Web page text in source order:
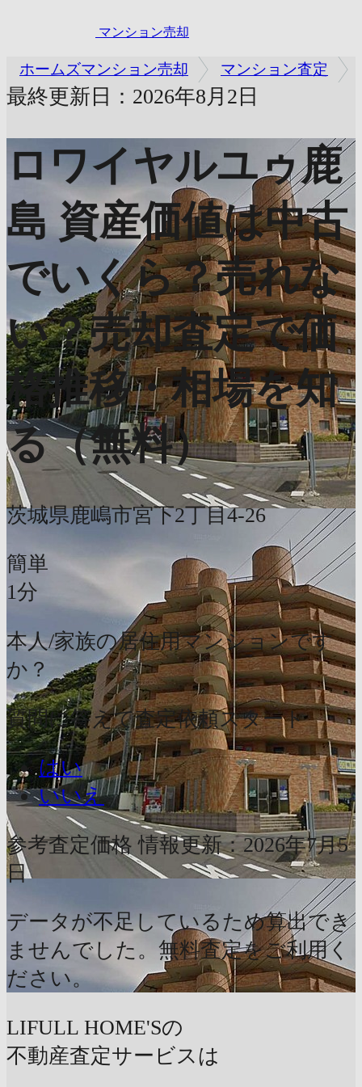
マンション売却
ホームズマンション売却 マンション査定
最終更新日：2026年8月2日
ロワイヤルユゥ鹿
島 資産価値は中古
でいくら？売れな
い？売却査定で価
格推移・相場を知
る（無料）
茨城県鹿嶋市宮下2丁目4-26
簡単
1分
本人/家族の居住用マンションです
か？
質問に答えて査定依頼スタート
はい
いいえ
参考査定価格 情報更新：2026年7月5
日
データが不足しているため算出でき
ませんでした。無料査定をご利用く
ださい。
LIFULL HOME'Sの
不動産査定サービスは